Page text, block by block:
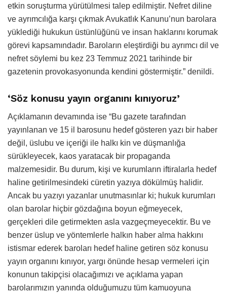
etkin soruşturma yürütülmesi talep edilmiştir. Nefret diline
ve ayrımcılığa karşı çıkmak Avukatlık Kanunu’nun barolara
yüklediği hukukun üstünlüğünü ve insan haklarını korumak
görevi kapsamındadır. Baroların eleştirdiği bu ayrımcı dil ve
nefret söylemi bu kez 23 Temmuz 2021 tarihinde bir
gazetenin provokasyonunda kendini göstermiştir.” denildi.
‘Söz konusu yayın organını kınıyoruz’
Açıklamanın devamında ise “Bu gazete tarafından
yayınlanan ve 15 il barosunu hedef gösteren yazı bir haber
değil, üslubu ve içeriği ile halkı kin ve düşmanlığa
sürükleyecek, kaos yaratacak bir propaganda
malzemesidir. Bu durum, kişi ve kurumların iftiralarla hedef
haline getirilmesindeki cüretin yazıya dökülmüş halidir.
Ancak bu yazıyı yazanlar unutmasınlar ki; hukuk kurumları
olan barolar hiçbir gözdağına boyun eğmeyecek,
gerçekleri dile getirmekten asla vazgeçmeyecektir. Bu ve
benzer üslup ve yöntemlerle halkın haber alma hakkını
istismar ederek baroları hedef haline getiren söz konusu
yayın organını kınıyor, yargı önünde hesap vermeleri için
konunun takipçisi olacağımızı ve açıklama yapan
barolarımızın yanında olduğumuzu tüm kamuoyuna